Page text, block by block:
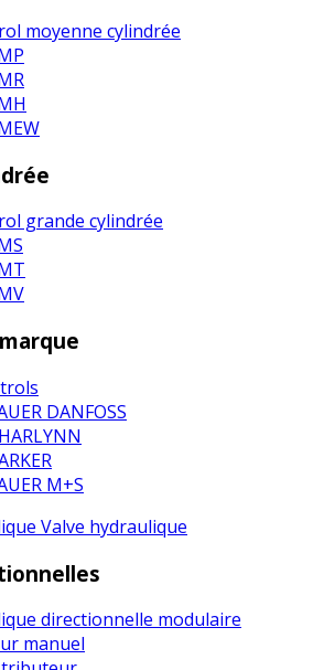
DANFOSS
M+S
Valve hydraulique
manuel